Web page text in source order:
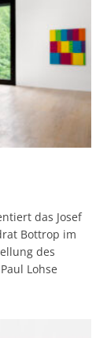
das Josef
Bottrop im
des
Lohse